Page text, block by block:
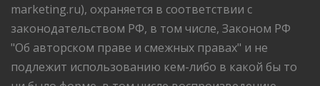
marketing.ru), охраняется в соответствии с
законодательством РФ, в том числе, Законом РФ
"Об авторском праве и смежных правах" и не
подлежит использованию кем-либо в какой бы то